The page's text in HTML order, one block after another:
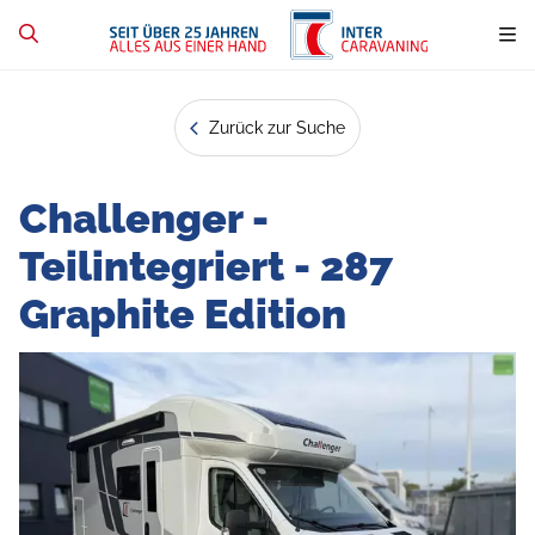
Zurück zur Suche
Challenger -
Teilintegriert - 287
Graphite Edition